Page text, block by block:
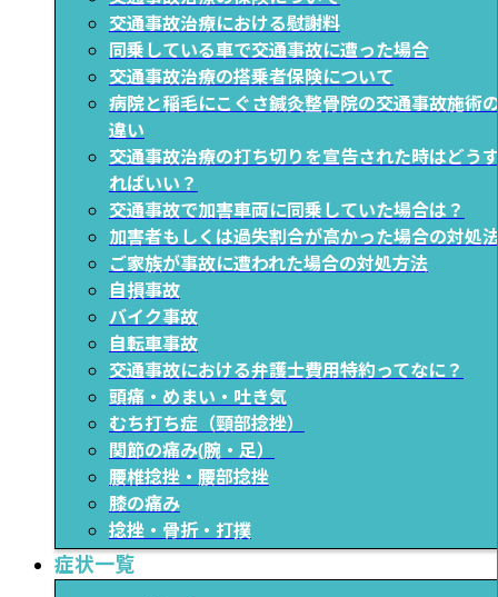
交通事故治療における慰謝料
同乗している車で交通事故に遭った場合
交通事故治療の搭乗者保険について
病院と稲毛にこぐさ鍼灸整骨院の交通事故施術
違い
交通事故治療の打ち切りを宣告された時はどう
ればいい？
交通事故で加害車両に同乗していた場合は？
加害者もしくは過失割合が高かった場合の対処
ご家族が事故に遭われた場合の対処方法
自損事故
バイク事故
自転車事故
交通事故における弁護士費用特約ってなに？
頭痛・めまい・吐き気
むち打ち症（頸部捻挫）
関節の痛み(腕・足）
腰椎捻挫・腰部捻挫
膝の痛み
捻挫・骨折・打撲
症状一覧